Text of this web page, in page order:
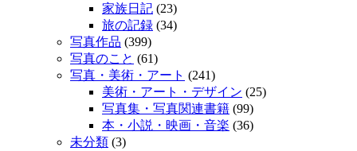
家族日記 (23)
旅の記録 (34)
写真作品 (399)
写真のこと (61)
写真・美術・アート (241)
美術・アート・デザイン (25)
写真集・写真関連書籍 (99)
本・小説・映画・音楽 (36)
未分類 (3)